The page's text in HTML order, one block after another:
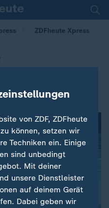
ZDFheute Xpress
von ZDF, ZDFheute
können, setzen wir
Techniken ein. Einige
sind unbedingt
Mit deiner
unsere Dienstleister
auf deinem Gerät
Dabei geben wir